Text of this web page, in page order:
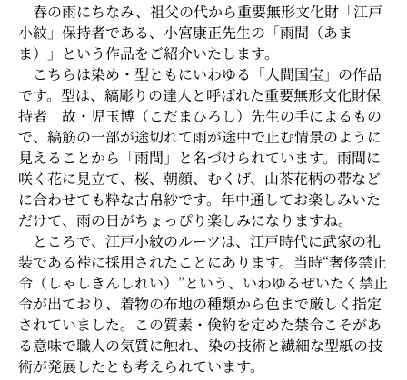
春の雨にちなみ、祖父の代から重要無形文化財「江戸
小紋」保持者である、小宮康正先生の「雨間（あま
ま）」という作品をご紹介いたします。
こちらは染め・型ともにいわゆる「人間国宝」の作品
です。型は、縞彫りの達人と呼ばれた重要無形文化財保
持者 故・児玉博（こだまひろし）先生の手によるもの
で、縞筋の一部が途切れて雨が途中で止む情景のように
見えることから「雨間」と名づけられています。雨間に
咲く花に見立て、桜、朝顔、むくげ、山茶花柄の帯など
に合わせても粋な古帛紗です。年中通してお楽しみいた
だけて、雨の日がちょっぴり楽しみになりますね。
ところで、江戸小紋のルーツは、江戸時代に武家の礼
装である裃に採用されたことにあります。当時“奢侈禁止
令（しゃしきんしれい）”という、いわゆるぜいたく禁止
令が出ており、着物の布地の種類から色まで厳しく指定
されていました。この質素・倹約を定めた禁令こそがあ
る意味で職人の気質に触れ、染の技術と繊細な型紙の技
術が発展したとも考えられています。